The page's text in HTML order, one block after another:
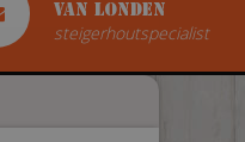
van Londen
steigerhoutspecialist